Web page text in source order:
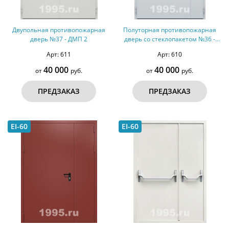
Двупольная противопожарная
дверь №37 - ДМП 2
Арт: 611
от40 000 руб.
ПРЕДЗАКАЗ
Полуторная противопожарная
дверь со стеклопакетом №36 -
Арт: 610
от40 000 руб.
ПРЕДЗАКАЗ
EI-60 EI-60